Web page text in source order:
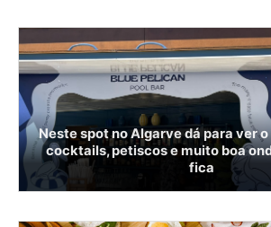
Neste spot no Algarve dá para ver
cocktails, petiscos e muito boa
fica